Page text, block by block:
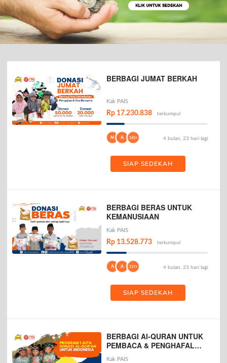
BERBAGI JUMAT BERKAH
Kak PAIS
Rp 17.230.838 terkumpul
N A 143+ 4 bulan, 23 hari lagi
SIAP SEDEKAH
BERBAGI BERAS UNTUK
KEMANUSIAAN
Kak PAIS
Rp 13.528.773 terkumpul
A A 117+ 4 bulan, 23 hari lagi
SIAP SEDEKAH
BERBAGI Al-QURAN UNTUK
PEMBACA & PENGHAFAL
AL-QURAN
Kak PAIS